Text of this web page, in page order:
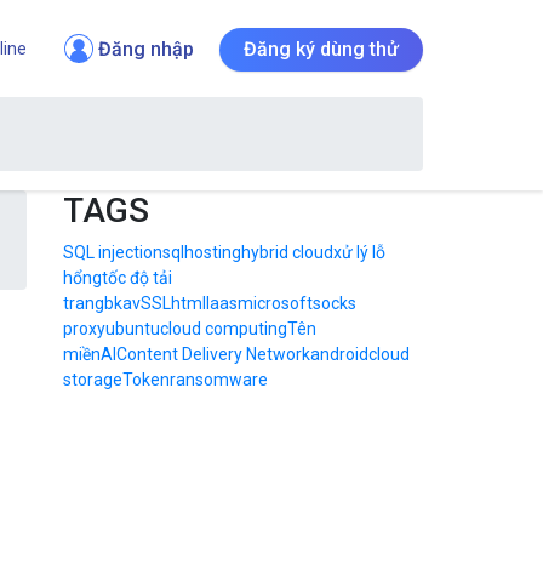
Đăng nhập Đăng ký dùng thử
TAGS
SQL injectionsql hostinghybrid cloudxử lý lỗ
hổngtốc độ tải
trangbkavSSLhtml Iaasmicrosoftsocks
proxyubuntucloud computingTên
miềnAIContent Delivery Networkandroidcloud
storageTokenransomware